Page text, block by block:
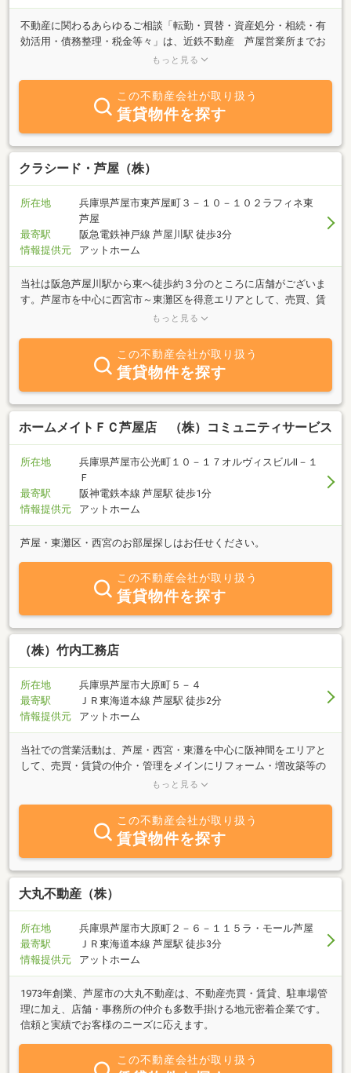
不動産に関わるあらゆるご相談「転勤・買替・資産処分・相続・有
効活用・債務整理・税金等々」は、近鉄不動産 芦屋営業所までお
気軽にお問い合わせください。不動産のプロが丁寧にアドバイスさ
もっと見る
この不動産会社が取り扱う
賃貸物件を探す
クラシード・芦屋（株）
所在地
兵庫県芦屋市東芦屋町３－１０－１０２ラフィネ東
芦屋
最寄駅
阪急電鉄神戸線 芦屋川駅 徒歩3分
情報提供元
アットホーム
当社は阪急芦屋川駅から東へ徒歩約３分のところに店舗がございま
す。芦屋市を中心に西宮市～東灘区を得意エリアとして、売買、賃
貸の仲介業務、リフォーム業務を行っております。特に芦屋浜シー
さい。心よりお待ちしております。
もっと見る
この不動産会社が取り扱う
賃貸物件を探す
ホームメイトＦＣ芦屋店 （株）コミュニティサービス
所在地
兵庫県芦屋市公光町１０－１７オルヴィスビルⅡ－１
Ｆ
最寄駅
阪神電鉄本線 芦屋駅 徒歩1分
情報提供元
アットホーム
芦屋・東灘区・西宮のお部屋探しはお任せください。
この不動産会社が取り扱う
賃貸物件を探す
（株）竹内工務店
所在地
兵庫県芦屋市大原町５－４
最寄駅
ＪＲ東海道本線 芦屋駅 徒歩2分
情報提供元
アットホーム
当社での営業活動は、芦屋・西宮・東灘を中心に阪神間をエリアと
して、売買・賃貸の仲介・管理をメインにリフォーム・増改築等の
幅広い業務を手掛けています。スタッフは女性を中心に親切な対応
もお気軽にご来店・ご相談下さい。皆様のお越しをスタッフ一同、
心よりお待ちいたしております。
もっと見る
この不動産会社が取り扱う
賃貸物件を探す
大丸不動産（株）
所在地
兵庫県芦屋市大原町２－６－１１５ラ・モール芦屋
最寄駅
ＪＲ東海道本線 芦屋駅 徒歩3分
情報提供元
アットホーム
1973年創業、芦屋市の大丸不動産は、不動産売買・賃貸、駐車場管
理に加え、店舗・事務所の仲介も多数手掛ける地元密着企業です。
信頼と実績でお客様のニーズに応えます。
この不動産会社が取り扱う